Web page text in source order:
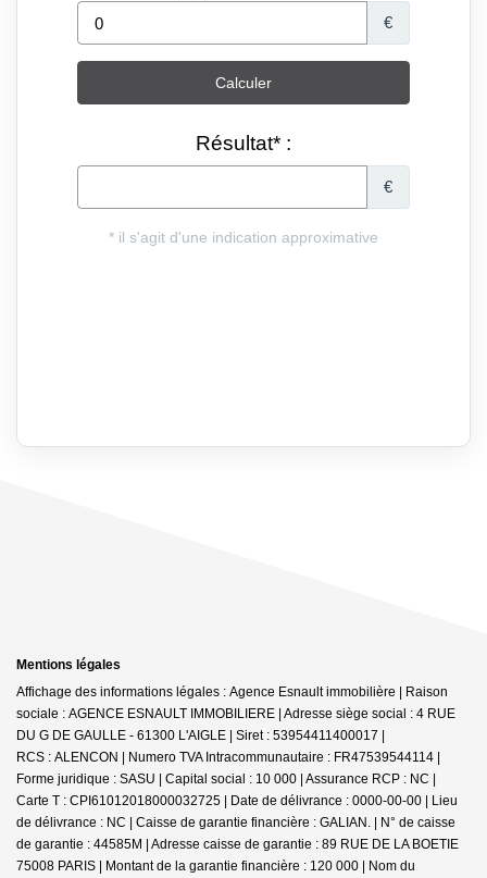
Mentions légales
Affichage des informations légales : Agence Esnault immobilière | Raison
sociale : AGENCE ESNAULT IMMOBILIERE | Adresse siège social : 4 RUE
DU G DE GAULLE - 61300 L'AIGLE | Siret : 53954411400017 |
RCS : ALENCON | Numero TVA Intracommunautaire : FR47539544114 |
Forme juridique : SASU | Capital social : 10 000 | Assurance RCP : NC |
Carte T : CPI61012018000032725 | Date de délivrance : 0000-00-00 | Lieu
de délivrance : NC | Caisse de garantie financière : GALIAN. | N° de caisse
de garantie : 44585M | Adresse caisse de garantie : 89 RUE DE LA BOETIE
75008 PARIS | Montant de la garantie financière : 120 000 | Nom du